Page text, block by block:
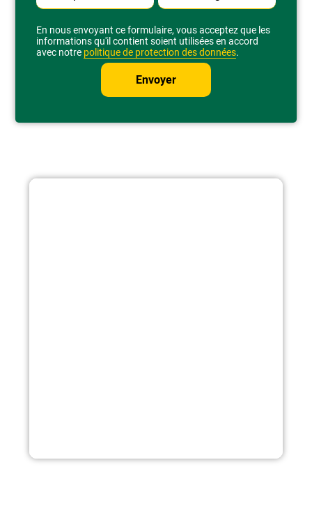
En nous envoyant ce formulaire, vous acceptez que les
informations qu'il contient soient utilisées en accord
avec notre politique de protection des données.
Alternative: